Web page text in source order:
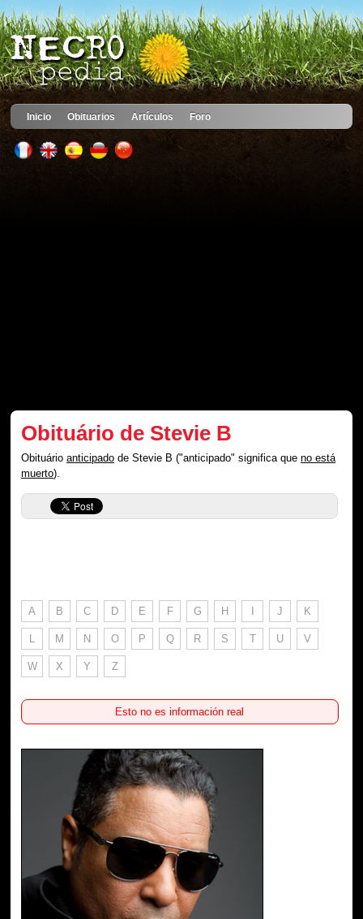
Inicio Obituarios Artículos Foro
Obituário de Stevie B
Obituárioanticipado de Stevie B ("anticipado" significa queno está
muerto).
A B C D E F G H I J K
L M N O P Q R S T U V
W X Y Z
Esto no es información real